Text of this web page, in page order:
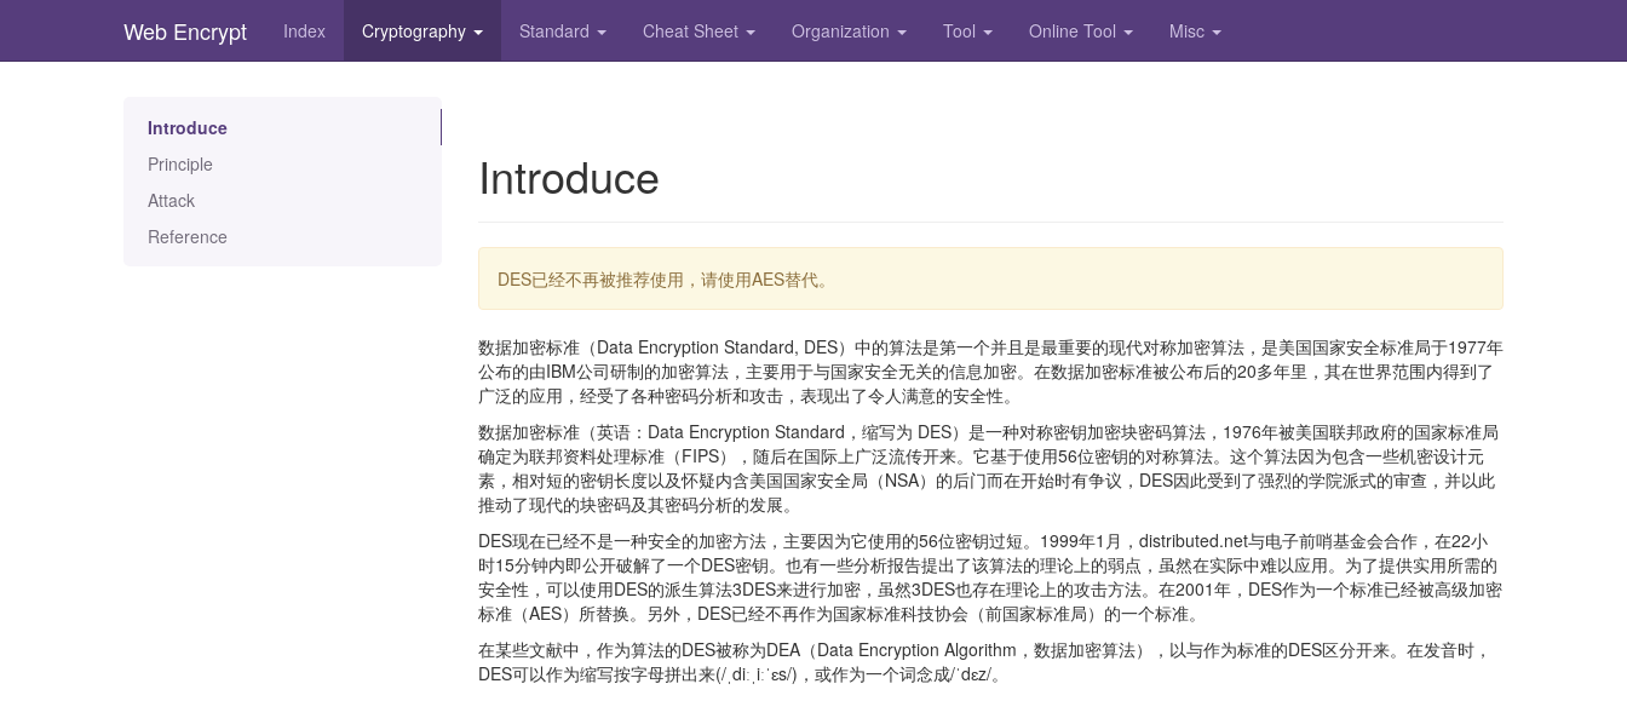
Web Encrypt Index Cryptography Standard Cheat Sheet Organization Tool Online Tool Misc
Introduce
Principle
Attack
Reference
Introduce
DES已经不再被推荐使用，请使用AES替代。
数据加密标准（Data Encryption Standard, DES）中的算法是第一个并且是最重要的现代对称加密算法，是美国国家安全标准局于1977年
公布的由IBM公司研制的加密算法，主要用于与国家安全无关的信息加密。在数据加密标准被公布后的20多年里，其在世界范围内得到了
广泛的应用，经受了各种密码分析和攻击，表现出了令人满意的安全性。
数据加密标准（英语：Data Encryption Standard，缩写为 DES）是一种对称密钥加密块密码算法，1976年被美国联邦政府的国家标准局
确定为联邦资料处理标准（FIPS），随后在国际上广泛流传开来。它基于使用56位密钥的对称算法。这个算法因为包含一些机密设计元
素，相对短的密钥长度以及怀疑内含美国国家安全局（NSA）的后门而在开始时有争议，DES因此受到了强烈的学院派式的审查，并以此
推动了现代的块密码及其密码分析的发展。
DES现在已经不是一种安全的加密方法，主要因为它使用的56位密钥过短。1999年1月，distributed.net与电子前哨基金会合作，在22小
时15分钟内即公开破解了一个DES密钥。也有一些分析报告提出了该算法的理论上的弱点，虽然在实际中难以应用。为了提供实用所需的
安全性，可以使用DES的派生算法3DES来进行加密，虽然3DES也存在理论上的攻击方法。在2001年，DES作为一个标准已经被高级加密
标准（AES）所替换。另外，DES已经不再作为国家标准科技协会（前国家标准局）的一个标准。
在某些文献中，作为算法的DES被称为DEA（Data Encryption Algorithm，数据加密算法），以与作为标准的DES区分开来。在发音时，
DES可以作为缩写按字母拼出来(/ˌdiːˌiːˈɛs/)，或作为一个词念成/ˈdɛz/。